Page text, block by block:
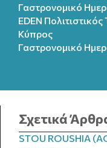
Γαστρονομικό
EDEN
Κύπρος
Γαστρονομικό
Σχετικά
STOU ROUSHIA